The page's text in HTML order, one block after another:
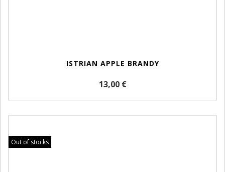
ISTRIAN APPLE BRANDY
13,00 €
Out of stocks